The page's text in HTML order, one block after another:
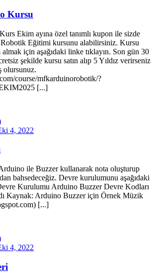
Kursu
Ekim ayına özel tanımlı kupon ile sizde
Robotik Eğitimi kursunu alabilirsiniz. Kursu
almak için aşağıdaki linke tıklayın. Son gün 30
şekilde kursu satın alıp 5 Yıldız verirseniz
olursunuz.
course/mfkarduinorobotik/?
[...]
4, 2022
ile Buzzer kullanarak nota oluşturup
bahsedeceğiz. Devre kurulumunu aşağıdaki
Kurulumu Arduino Buzzer Devre Kodları
Kaynak: Arduino Buzzer için Örnek Müzik
[...]
4, 2022